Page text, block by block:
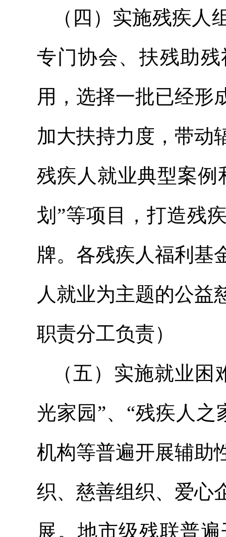
（四）实施残疾
专门协会、扶残助
用，选择一批已经形
加大扶持力度，带动
残疾人就业典型案例
划”等项目，打造残
牌。各残疾人福利基
人就业为主题的公益
职责分工负责）
（五）实施就业
光家园”、“残疾人
机构等普遍开展辅助
织、慈善组织、爱心
展。地市级残联普